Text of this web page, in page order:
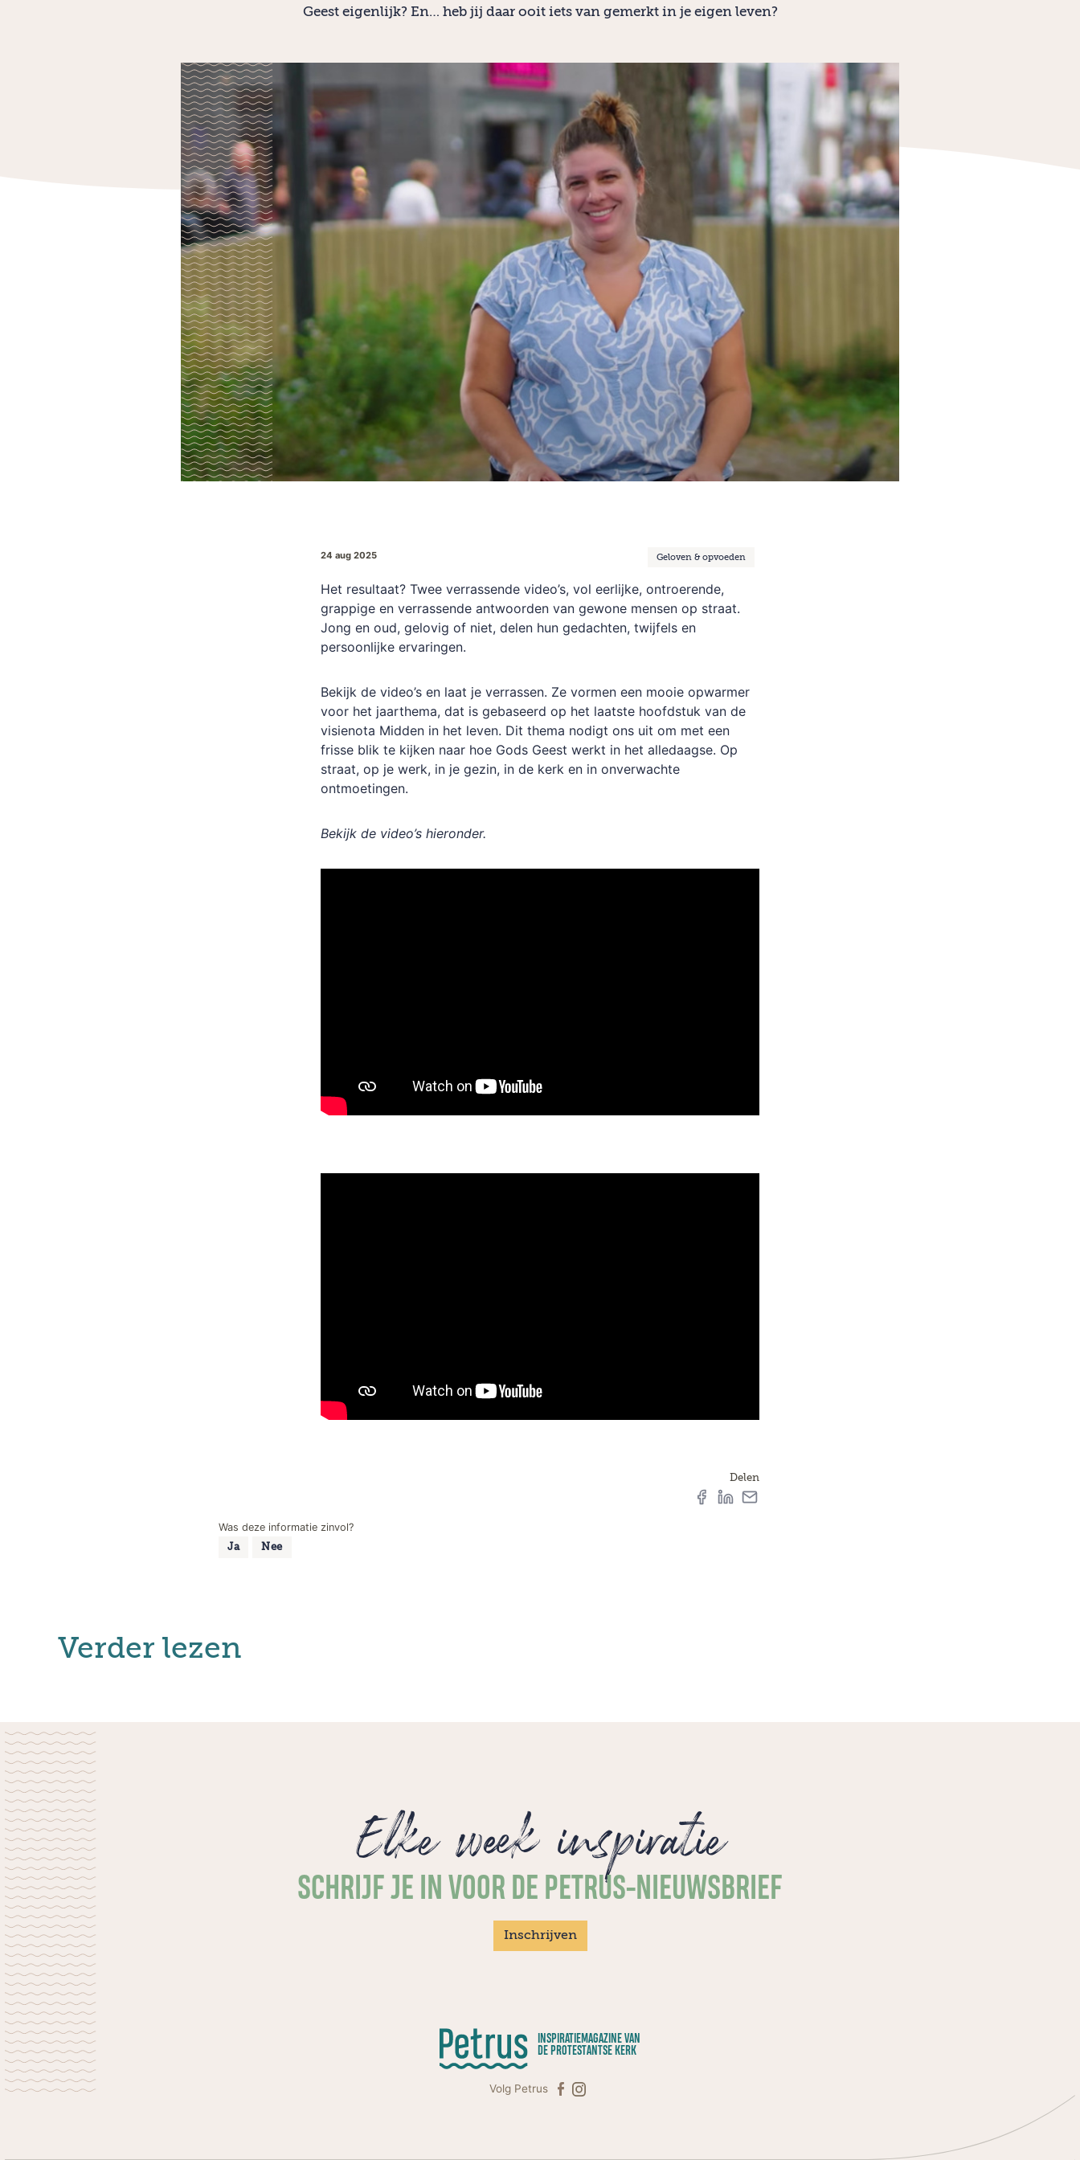
Geest eigenlijk? En… heb jij daar ooit iets van gemerkt in je eigen leven?
24 aug 2025 Geloven & opvoeden
Het resultaat? Twee verrassende video’s, vol eerlijke, ontroerende,
grappige en verrassende antwoorden van gewone mensen op straat.
Jong en oud, gelovig of niet, delen hun gedachten, twijfels en
persoonlijke ervaringen.
Bekijk de video’s en laat je verrassen. Ze vormen een mooie opwarmer
voor het jaarthema, dat is gebaseerd op het laatste hoofdstuk van de
visienota Midden in het leven. Dit thema nodigt ons uit om met een
frisse blik te kijken naar hoe Gods Geest werkt in het alledaagse. Op
straat, op je werk, in je gezin, in de kerk en in onverwachte
ontmoetingen.
Bekijk de video’s hieronder.
Delen
Was deze informatie zinvol?
Ja Nee
Verder lezen
Elke week inspiratie
SCHRIJF JE IN VOOR DE PETRUS-NIEUWSBRIEF
Inschrijven
INSPIRATIEMAGAZINE VAN
DE PROTESTANTSE KERK
Volg Petrus